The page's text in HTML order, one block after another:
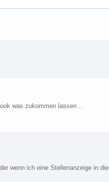
was zukommen lassen ..
wenn ich eine Stellenanzeige in